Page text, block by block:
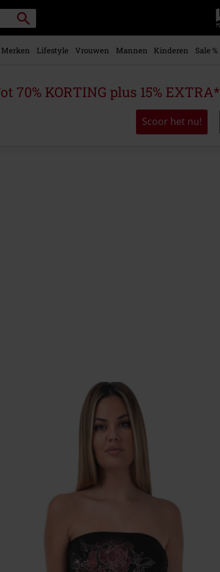
Packstation
zoeken
Merken Lifestyle Vrouwen Mannen Kinderen Sale %
70% KORTING plus 15% EXTRA*
Scoor het nu!